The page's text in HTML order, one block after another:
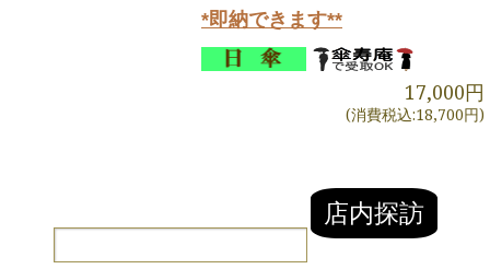
*即納できます**
17,000円
(消費税込:18,700円)